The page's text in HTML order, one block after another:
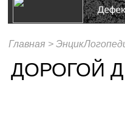
Главная >
ДОРОГОЙ